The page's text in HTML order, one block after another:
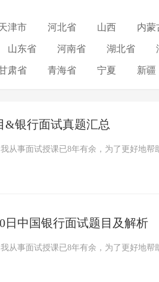
津市 河北省 山西 内蒙
山东省 河南省 湖北省
肃省 青海省 宁夏 新疆
&银行面试真题汇总
从事面试授课已8年有余，为了更好地
日中国银行面试题目及解析
从事面试授课已8年有余，为了更好地